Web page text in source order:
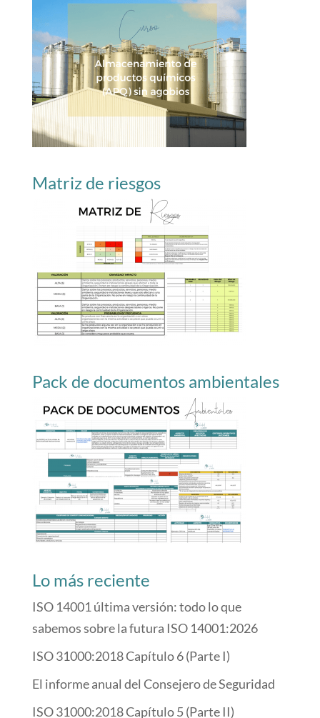
Matriz de riesgos
Pack de documentos ambientales
Lo más reciente
ISO 14001 última versión: todo lo que
sabemos sobre la futura ISO 14001:2026
ISO 31000:2018 Capítulo 6 (Parte I)
El informe anual del Consejero de Seguridad
ISO 31000:2018 Capítulo 5 (Parte II)